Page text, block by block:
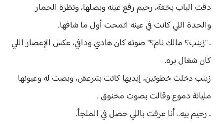
دقت الباب بخفة، رحيم رفع عينه وبصلها، ونظرة الحمار
والحدة اللي كانت في عينه اتمحت أول ما شافها.
ـ "زينب؟ مالك نام؟" صوته كان هادي ودافي، عكس الإعصار اللي
كان شغال بره.
زينب دخلت خطوتين، إيديها كانت بتترعش، وبصت له وعيونها
مليانة دموع وقالت بصوت مخنوق .
ـ رحيم بيه.. أنا عرفت باللي حصل في الملجأ.